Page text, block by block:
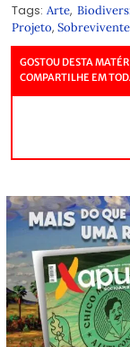
Tags:Arte,
Projeto, Sobrevivente
GOSTOU DESTA
COMPARTILHE EM